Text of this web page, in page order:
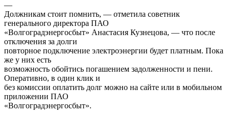
—
Должникам стоит помнить, — отметила советник
генерального директора ПАО
«Волгоградэнергосбыт» Анастасия Кузнецова, — что после
отключения за долги
повторное подключение электроэнергии будет платным. Пока
же у них есть
возможность обойтись погашением задолженности и пени.
Оперативно, в один клик и
без комиссии оплатить долг можно на сайте или в мобильном
приложении ПАО
«Волгоградэнергосбыт».